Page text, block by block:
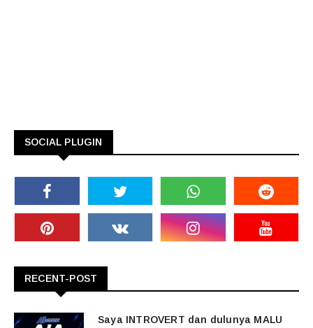
SOCIAL PLUGIN
RECENT-POST
Saya INTROVERT dan dulunya MALU